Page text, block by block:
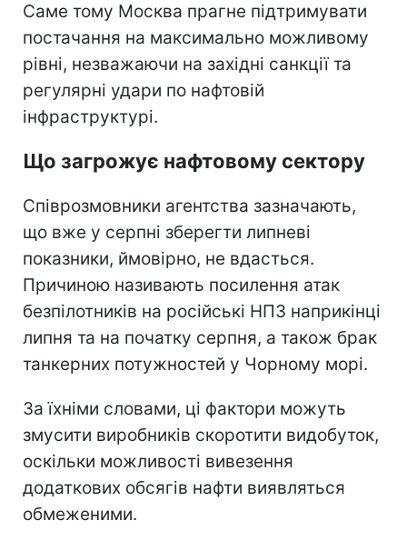
Саме тому Москва прагне підтримувати
постачання на максимально можливому
рівні, незважаючи на західні санкції та
регулярні удари по нафтовій
інфраструктурі.
Що загрожує нафтовому сектору
Співрозмовники агентства зазначають,
що вже у серпні зберегти липневі
показники, ймовірно, не вдасться.
Причиною називають посилення атак
безпілотників на російські НПЗ наприкінці
липня та на початку серпня, а також брак
танкерних потужностей у Чорному морі.
За їхніми словами, ці фактори можуть
змусити виробників скоротити видобуток,
оскільки можливості вивезення
додаткових обсягів нафти виявляться
обмеженими.